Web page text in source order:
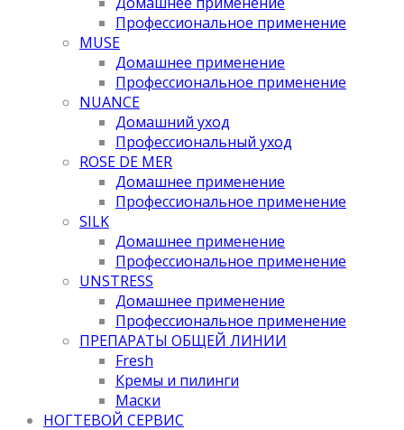
Профессиональное применение
MUSE
Домашнее применение
Профессиональное применение
NUANCE
Домашний уход
Профессиональный уход
ROSE DE MER
Домашнее применение
Профессиональное применение
SILK
Домашнее применение
Профессиональное применение
UNSTRESS
Домашнее применение
Профессиональное применение
ПРЕПАРАТЫ ОБЩЕЙ ЛИНИИ
Fresh
Кремы и пилинги
Маски
НОГТЕВОЙ СЕРВИС